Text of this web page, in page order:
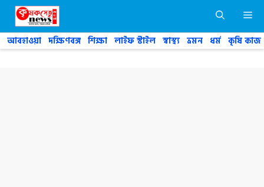
Skip
content
আবহাওয়া দক্ষিণবঙ্গ শিক্ষা লাইফ স্টাইল স্বাস্থ্য ভ্রমন ধর্ম কৃষি কাজ